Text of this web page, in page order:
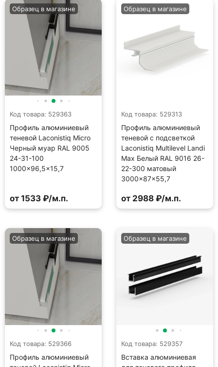
Код товара: 529363
Профиль алюминиевый
теневой Laconistiq Micro
Черный муар RAL 9005
24-31-100
1000×96,5×15,7
Образец в магазине
от 1533 ₽/м.п.
Код товара: 529313
Профиль алюминиевый
теневой с подсветкой
Laconistiq Multilevel Landi
Max Белый RAL 9016 26-
22-300 матовый
3000×87×55,7
Образец в магазине
от 2988 ₽/м.п.
Код товара: 529366
Профиль алюминиевый
Образец в магазине
Код товара: 529357
Вставка алюминиевая
Образец в магазине